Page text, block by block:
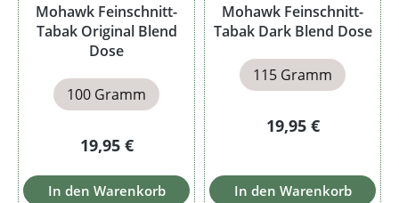
Mohawk Feinschnitt-
Tabak Original Blend
Dose
100 Gramm
Regulärer Preis:
19,95 €
In den Warenkorb
Mohawk Feinschnitt-
Tabak Dark Blend Dose
115 Gramm
Regulärer Preis:
19,95 €
In den Warenkorb